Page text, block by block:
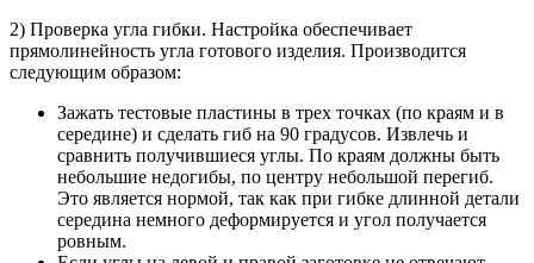
2) Проверка угла гибки. Настройка обеспечивает
прямолинейность угла готового изделия. Производится
следующим образом:
Зажать тестовые пластины в трех точках (по краям и в
середине) и сделать гиб на 90 градусов. Извлечь и
сравнить получившиеся углы. По краям должны быть
небольшие недогибы, по центру небольшой перегиб.
Это является нормой, так как при гибке длинной детали
середина немного деформируется и угол получается
ровным.